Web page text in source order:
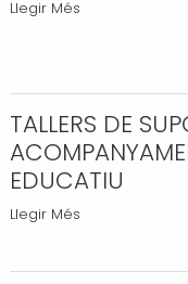
les
-
RECOLLIDA
CASCS
-
Llegir Més
TALLERS DE
EDUCATIU
TALLERS
Llegir Més